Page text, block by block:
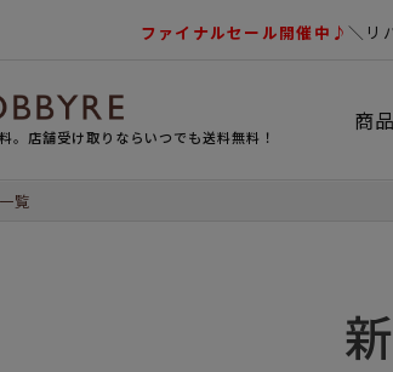
ファイナルセール開催中♪＼リ
店舗受け取りならいつでも送料無料！
商
覧